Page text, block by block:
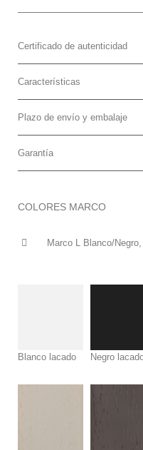
Certificado de autenticidad
Características
Plazo de envío y embalaje
Garantía
COLORES MARCO
Marco L Blanco/
Blanco lacado Negro